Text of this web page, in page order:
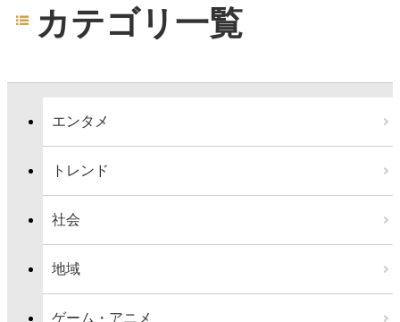
カテゴリ一覧
エンタメ
トレンド
社会
地域
ゲーム・アニメ